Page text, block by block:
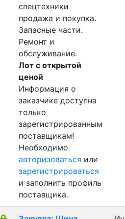
спецтехники
продажа и покупка.
Запасные части.
Ремонт и
обслуживание.
Лот с открытой
ценой
Информация о
заказчике доступна
только
зарегистрированным
поставщикам!
Необходимо
авторизоваться или
зарегистрироваться
и заполнить профиль
поставщика.